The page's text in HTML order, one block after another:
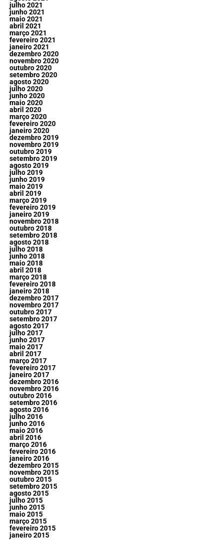
julho 2021
junho 2021
maio 2021
abril 2021
março 2021
fevereiro 2021
janeiro 2021
dezembro 2020
novembro 2020
outubro 2020
setembro 2020
agosto 2020
julho 2020
junho 2020
maio 2020
abril 2020
março 2020
fevereiro 2020
janeiro 2020
dezembro 2019
novembro 2019
outubro 2019
setembro 2019
agosto 2019
julho 2019
junho 2019
maio 2019
abril 2019
março 2019
fevereiro 2019
janeiro 2019
novembro 2018
outubro 2018
setembro 2018
agosto 2018
julho 2018
junho 2018
maio 2018
abril 2018
março 2018
fevereiro 2018
janeiro 2018
dezembro 2017
novembro 2017
outubro 2017
setembro 2017
agosto 2017
julho 2017
junho 2017
maio 2017
abril 2017
março 2017
fevereiro 2017
janeiro 2017
dezembro 2016
novembro 2016
outubro 2016
setembro 2016
agosto 2016
julho 2016
junho 2016
maio 2016
abril 2016
março 2016
fevereiro 2016
janeiro 2016
dezembro 2015
novembro 2015
outubro 2015
setembro 2015
agosto 2015
julho 2015
junho 2015
maio 2015
março 2015
fevereiro 2015
janeiro 2015